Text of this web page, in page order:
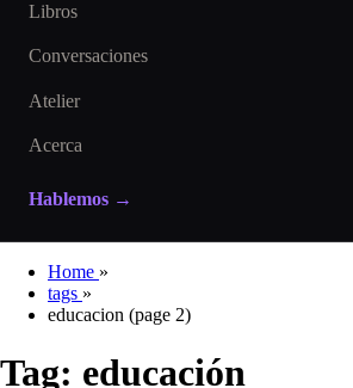
Libros
Conversaciones
Atelier
Acerca
Hablemos →
Home »
tags »
educacion (page 2)
Tag: educación